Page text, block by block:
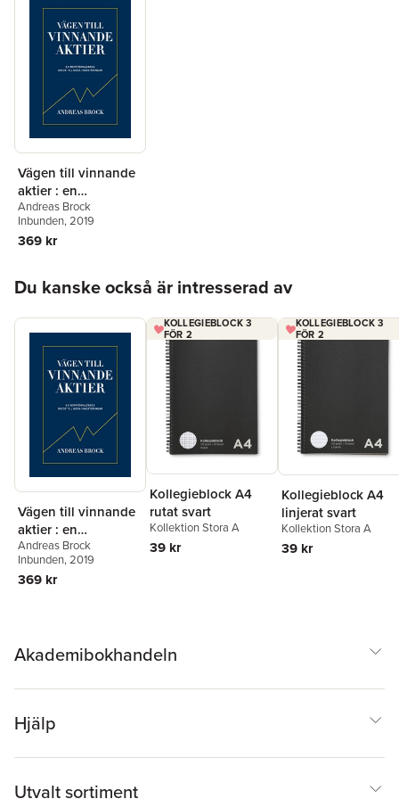
Vägen till vinnande
aktier : en
toppförvaltarens
guide
Andreas Brock
Inbunden, 2019
369 kr
Du kanske också är intresserad av
Vägen till vinnande
aktier : en
toppförvaltarens
guide
Andreas Brock
Inbunden, 2019
369 kr
KOLLEGIEBLOCK 3
FÖR 2
Kollegieblock A4
rutat svart
Kollektion Stora A
39 kr
KOLLEGIEBLOCK 3
FÖR 2
Kollegieblock A4
linjerat svart
Kollektion Stora A
39 kr
Akademibokhandeln
Hjälp
Utvalt sortiment